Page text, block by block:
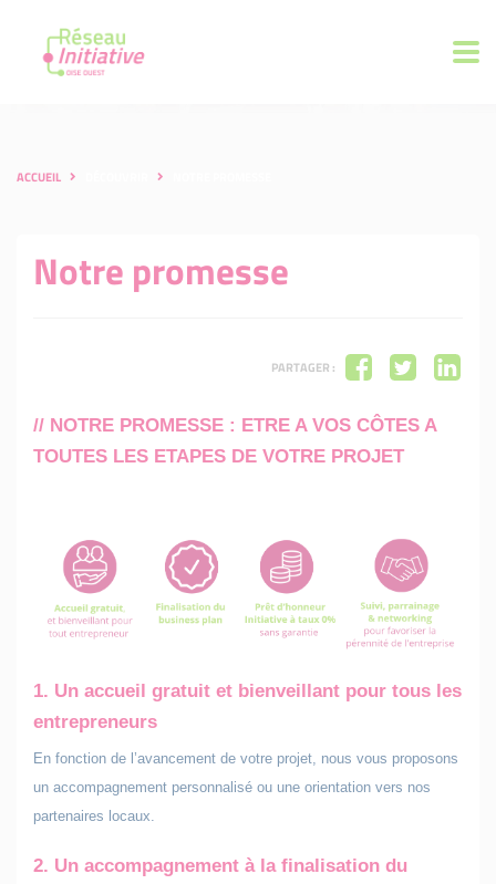
ACCUEIL
Notre promesse
PARTAGER :
// NOTRE PROMESSE : ETRE A VOS CÔTES A
TOUTES LES ETAPES DE VOTRE PROJET
1. Un accueil gratuit et bienveillant pour tous les
entrepreneurs
En fonction de l’avancement de votre projet, nous vous proposons
un accompagnement personnalisé ou une orientation vers nos
partenaires locaux.
2. Un accompagnement à la finalisation du